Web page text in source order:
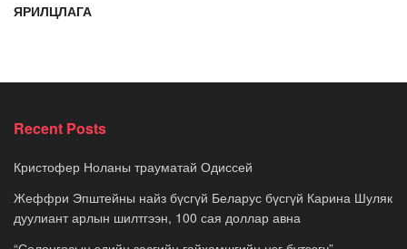
ЯРИЛЦЛАГА
Recent Posts
Кристофер Ноланы трауматай Одиссей
Жеффри Эпштейны найз бүсгүй Беларус бүсгүй Карина Шуляк
дуулиант арлын шилтгээн, 100 сая доллар авна